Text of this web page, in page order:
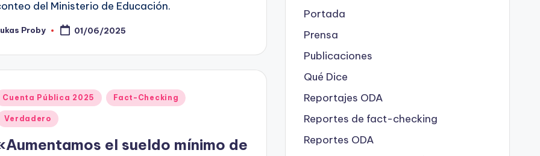
del Ministerio de Educación.
Proby 01/06/2025
Cuenta Pública 2025 Fact-Checking
Verdadero
el sueldo mínimo de
Portada
Prensa
Publicaciones
Qué Dice
Reportajes ODA
Reportes de fact-checking
Reportes ODA